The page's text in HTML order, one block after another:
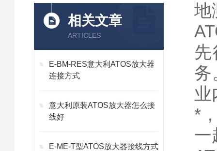
相关文章
ARTICLES
E-BM-RES意大利ATOS放大器
连接方式
意大利原装ATOS放大器怎么接
线好
E-ME-T型ATOS放大器接线方式
地
务
业
*
一